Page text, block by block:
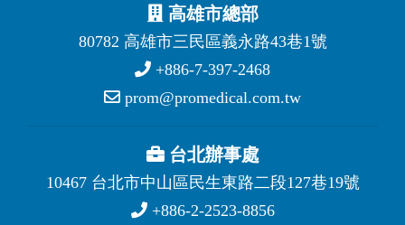
高雄市總部
80782 高雄市三民區義永路43巷1號
+886-7-397-2468
prom@promedical.com.tw
台北辦事處
10467 台北市中山區民生東路二段127巷19號
+886-2-2523-8856